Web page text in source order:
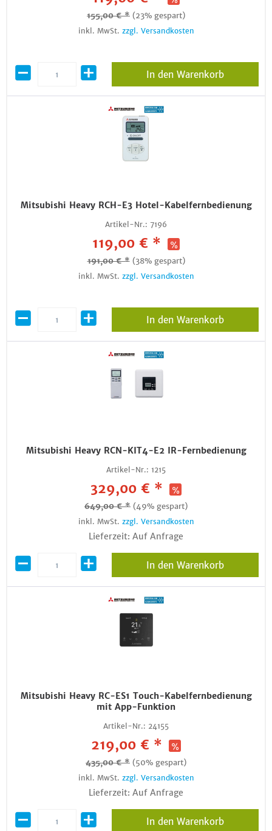
155,00 € * (23% gespart)
inkl. MwSt. zzgl. Versandkosten
In den Warenkorb
Mitsubishi Heavy RCH-E3 Hotel-Kabelfernbedienung
Artikel-Nr.: 7196
119,00 € *
191,00 € * (38% gespart)
inkl. MwSt. zzgl. Versandkosten
In den Warenkorb
Mitsubishi Heavy RCN-KIT4-E2 IR-Fernbedienung
Artikel-Nr.: 1215
329,00 € *
649,00 € * (49% gespart)
inkl. MwSt. zzgl. Versandkosten
Lieferzeit: Auf Anfrage
In den Warenkorb
Mitsubishi Heavy RC-ES1 Touch-Kabelfernbedienung
mit App-Funktion
Artikel-Nr.: 24155
219,00 € *
435,00 € * (50% gespart)
inkl. MwSt. zzgl. Versandkosten
Lieferzeit: Auf Anfrage
In den Warenkorb